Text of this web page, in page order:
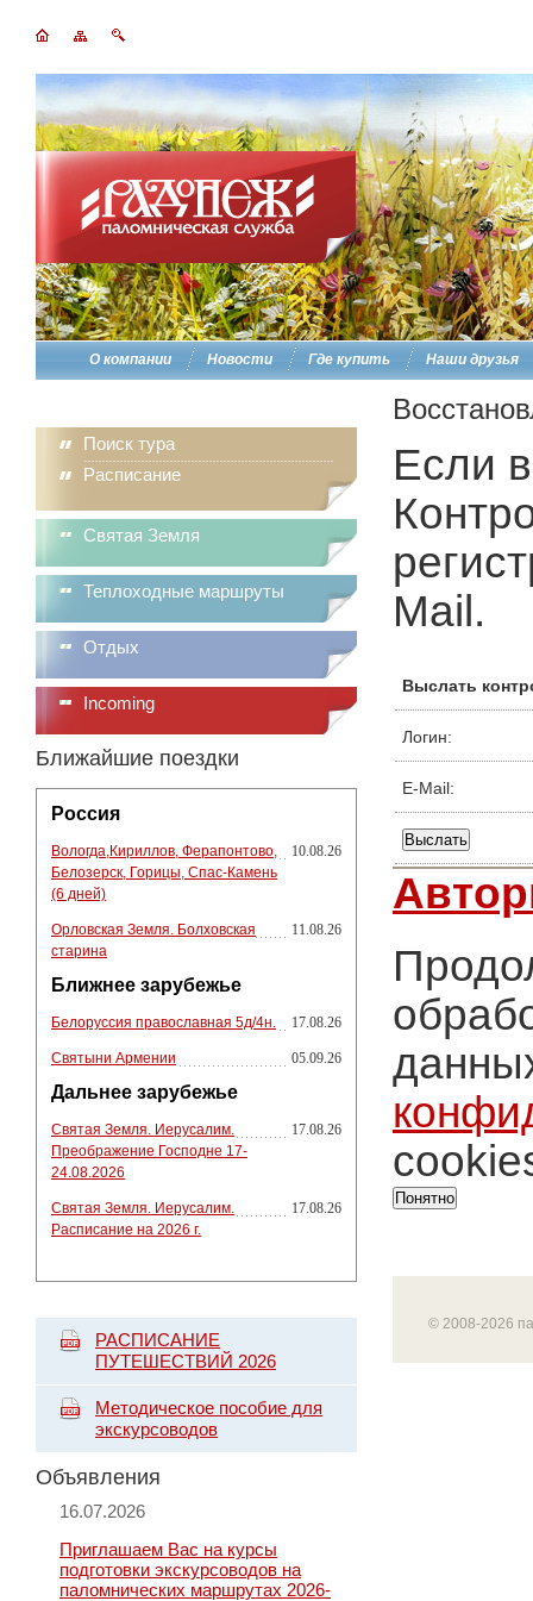
О компании Новости Где купить Наши друзья
Поиск тура
Расписание
Святая Земля
Теплоходные маршруты
Отдых
Incoming
Ближайшие поездки
Россия
Вологда,Кириллов, Ферапонтово,
Белозерск, Горицы, Спас-Камень
(6 дней)
10.08.26
Орловская Земля. Болховская
старина
11.08.26
Ближнее зарубежье
Белоруссия православная 5д/4н. 17.08.26
Святыни Армении 05.09.26
Дальнее зарубежье
Святая Земля. Иерусалим.
Преображение Господне 17-
24.08.2026
17.08.26
Святая Земля. Иерусалим.
Расписание на 2026 г.
17.08.26
РАСПИСАНИЕ
ПУТЕШЕСТВИЙ 2026
Методическое пособие для
экскурсоводов
Объявления
16.07.2026
Приглашаем Вас на курсы
подготовки экскурсоводов на
паломнических маршрутах 2026-
Если
Mail.
Выслать
Логин:
E-Mail:
Понятно
© 2008-2026